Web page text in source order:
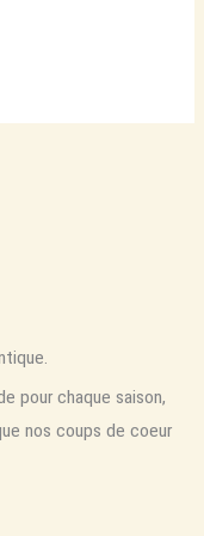
pour chaque saison,
nos coups de coeur